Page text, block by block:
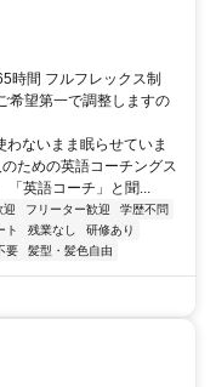
時間 フルフレックス制
希望第一で調整しますの
ないまま眠らせていま
ための英語コーチングス
英語コーチ」と聞...
迎 フリーター歓迎
学歴不問
ト 残業なし
研修あり
要 髪型・髪色自由